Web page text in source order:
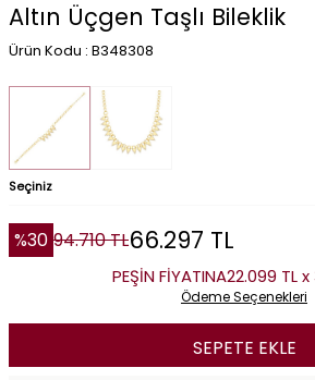
Altın Üçgen Taşlı Bileklik
Ürün Kodu : B348308
Seçiniz
%30 94.710TL66.297 TL
PEŞİN FİYATINA22.099 TL
Ödeme Seçenekleri
SEPETE EKLE